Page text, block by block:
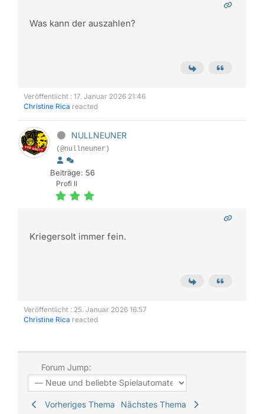
Was kann der auszahlen?
Veröffentlicht : 17. Januar 2026 21:46
Christine Rica reacted
NULLNEUNER
(@nullneuner)
Beiträge: 56
Profi II
Kriegersolt immer fein.
Veröffentlicht : 25. Januar 2026 16:57
Christine Rica reacted
Forum Jump:
Vorheriges Thema Nächstes Thema